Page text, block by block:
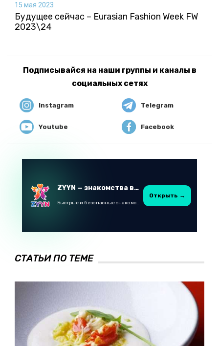
15 мая 2023
Будущее сейчас – Eurasian Fashion Week FW
2023\24
Подписывайся на наши группы и каналы в
социальных сетях
Instagram Telegram
Youtube Facebook
ZYYN — знакомства в Казахстане
Быстрые и безопасные знакомства в Telegram
Открыть →
СТАТЬИ ПО ТЕМЕ